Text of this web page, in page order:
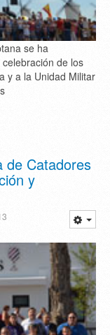
se ha
de los
y a la Unidad Militar
de Catadores
y